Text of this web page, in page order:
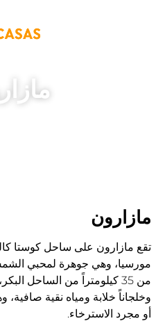
مازارون
تقع مازارون على ساحل كوستا
مورسيا، وهي جوهرة لمحبي
من 35 كيلومتراً من الساحل
وخلجاناً خلابة ومياه نقية
أو مجرد الاسترخاء.